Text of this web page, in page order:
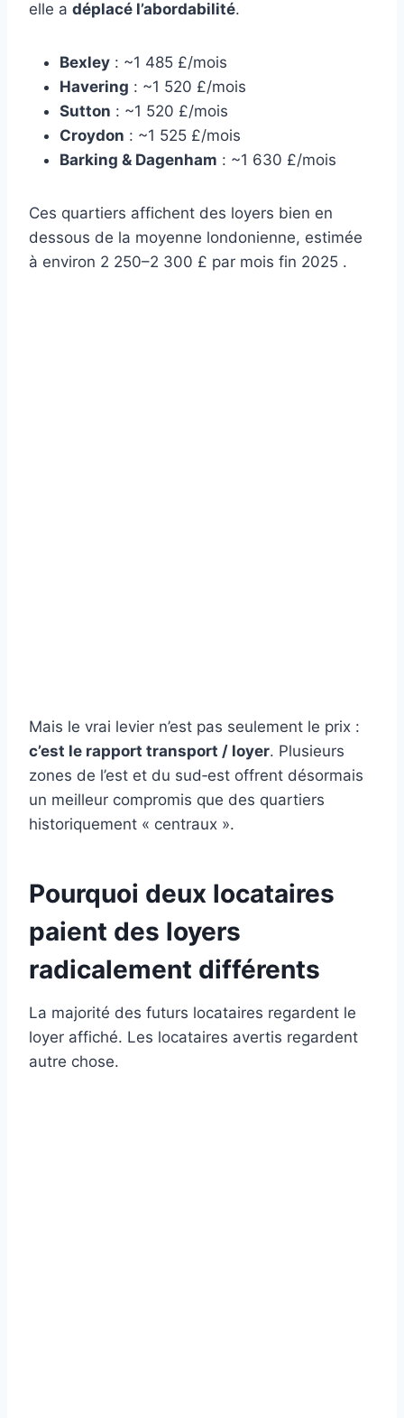
elle a déplacé l’abordabilité.
Bexley : ~1 485 £/mois
Havering : ~1 520 £/mois
Sutton : ~1 520 £/mois
Croydon : ~1 525 £/mois
Barking & Dagenham : ~1 630 £/mois
Ces quartiers affichent des loyers bien en
dessous de la moyenne londonienne, estimée
à environ 2 250–2 300 £ par mois fin 2025 .
Mais le vrai levier n’est pas seulement le prix :
c’est le rapport transport / loyer. Plusieurs
zones de l’est et du sud‑est offrent désormais
un meilleur compromis que des quartiers
historiquement « centraux ».
Pourquoi deux locataires
paient des loyers
radicalement différents
La majorité des futurs locataires regardent le
loyer affiché. Les locataires avertis regardent
autre chose.